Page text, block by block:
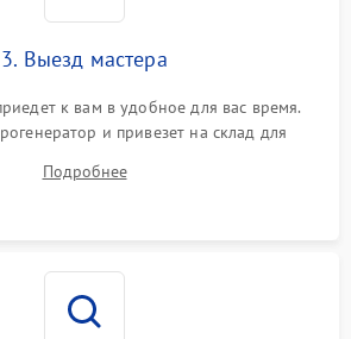
3. Выезд мастера
к вам в удобное для вас время.
и привезет на склад для
Подробнее